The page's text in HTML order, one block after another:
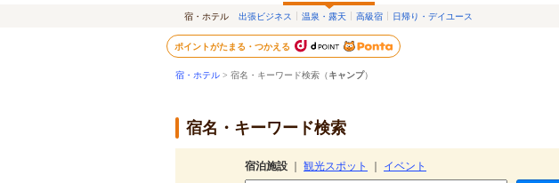
宿・ホテル 出張ビジネス 温泉・露天 高級宿 日帰り・デイユース
ポイントがたまる・つかえる
宿・ホテル > 宿名・キーワード検索（キャンプ）
宿名・キーワード検索
宿泊施設 観光スポット
イベント